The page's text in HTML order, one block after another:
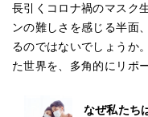
長引くコロナ禍のマスク
ンの難しさを感じる半面
るのではないでしょうか
た世界を、多角的にリポ
なぜ私たち